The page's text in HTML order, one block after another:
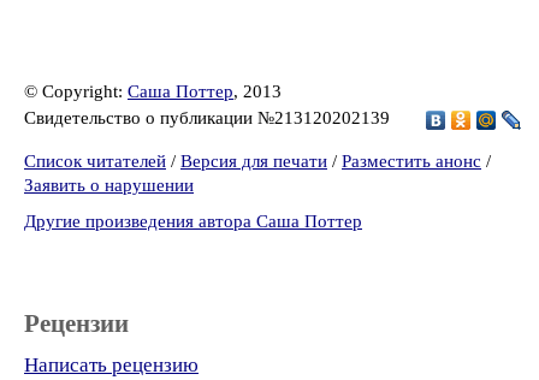
© Copyright: Саша Поттер, 2013
Свидетельство о публикации №213120202139
Список читателей / Версия для печати / Разместить анонс /
Заявить о нарушении
Другие произведения автора Саша Поттер
Рецензии
Написать рецензию